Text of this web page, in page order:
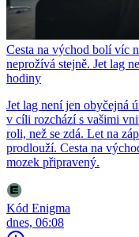
Cesta na východ bolí víc
neprožívá stejně. Jet lag
hodiny
Jet lag není jen obyčejná
v cíli rozchází s vašimi
roli, než se zdá. Let na
prodlouží. Cesta na
mozek připravený.
Kód Enigma
dnes, 06:08